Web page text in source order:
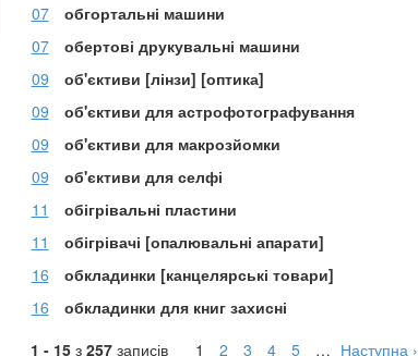
07
обгортальні машини
07
обертові друкувальні машини
09
об'єктиви [лінзи] [оптика]
09
об'єктиви для астрофотографування
09
об'єктиви для макрозйомки
09
об'єктиви для селфі
11
обігрівальні пластини
11
обігрівачі [опалювальні апарати]
16
обкладинки [канцелярські товари]
16
обкладинки для книг захисні
1 - 15з 257записів 1 2 3 4 5 … Наступна ›